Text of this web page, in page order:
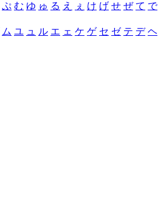
ぷ む ゆ ゅ る え ぇ け げ せ ぜ て で
ム ユ ュ ル エ ェ ケ ゲ セ ゼ テ デ ヘ